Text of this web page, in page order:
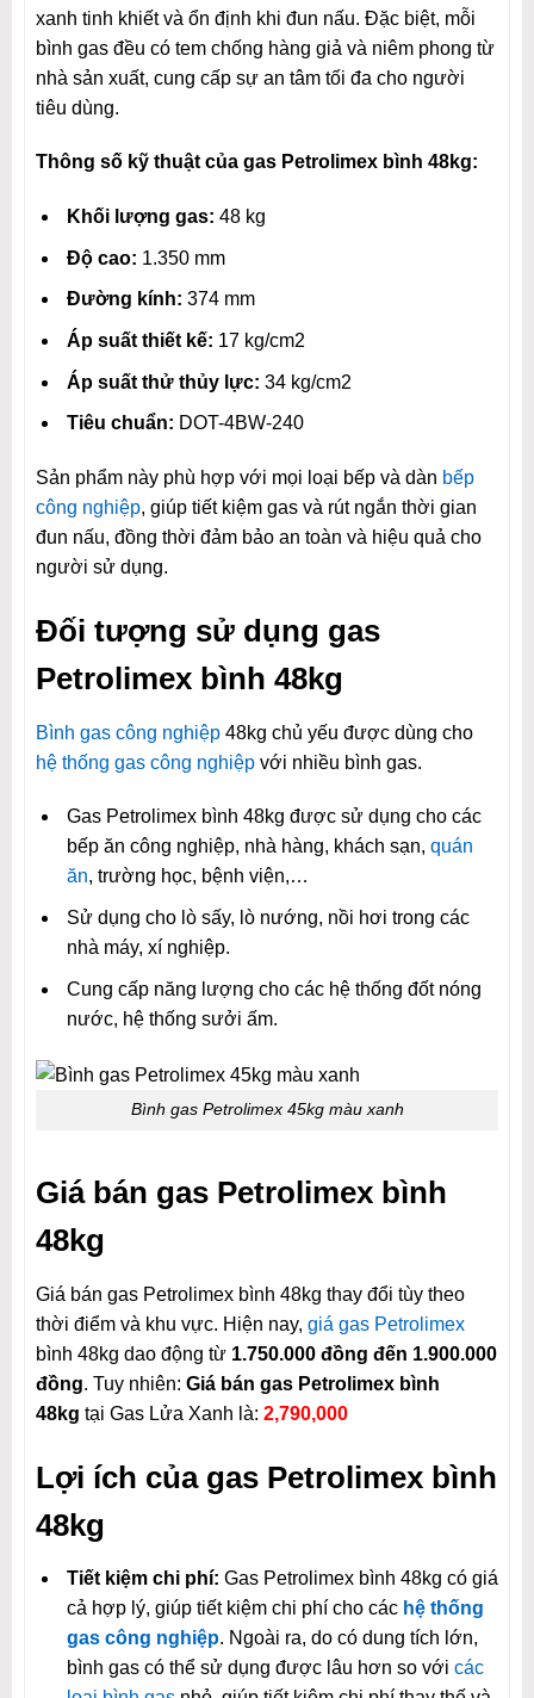
xanh tinh khiết và ổn định khi đun nấu. Đặc biệt, mỗi
bình gas đều có tem chống hàng giả và niêm phong từ
nhà sản xuất, cung cấp sự an tâm tối đa cho người
tiêu dùng.
Thông số kỹ thuật của gas Petrolimex bình 48kg:
Khối lượng gas: 48 kg
Độ cao: 1.350 mm
Đường kính: 374 mm
Áp suất thiết kế: 17 kg/cm2
Áp suất thử thủy lực: 34 kg/cm2
Tiêu chuẩn: DOT-4BW-240
Sản phẩm này phù hợp với mọi loại bếp và dàn bếp
công nghiệp, giúp tiết kiệm gas và rút ngắn thời gian
đun nấu, đồng thời đảm bảo an toàn và hiệu quả cho
người sử dụng.
Đối tượng sử dụng gas
Petrolimex bình 48kg
Bình gas công nghiệp48kg chủ yếu được dùng cho
hệ thống gas công nghiệpvới nhiều bình gas.
Gas Petrolimex bình 48kg được sử dụng cho các
bếp ăn công nghiệp, nhà hàng, khách sạn, quán
ăn, trường học, bệnh viện,…
Sử dụng cho lò sấy, lò nướng, nồi hơi trong các
nhà máy, xí nghiệp.
Cung cấp năng lượng cho các hệ thống đốt nóng
nước, hệ thống sưởi ấm.
Bình gas Petrolimex 45kg màu xanh
Giá bán gas Petrolimex bình
48kg
Giá bán gas Petrolimex bình 48kg thay đổi tùy theo
thời điểm và khu vực. Hiện nay, giá gas Petrolimex
bình 48kg dao động từ 1.750.000 đồng đến 1.900.000
đồng. Tuy nhiên: Giá bán gas Petrolimex bình
48kg tại Gas Lửa Xanh là: 2,790,000
Lợi ích của gas Petrolimex bình
48kg
Tiết kiệm chi phí: Gas Petrolimex bình 48kg có giá
cả hợp lý, giúp tiết kiệm chi phí cho các hệ thống
gas công nghiệp. Ngoài ra, do có dung tích lớn,
bình gas có thể sử dụng được lâu hơn so với các